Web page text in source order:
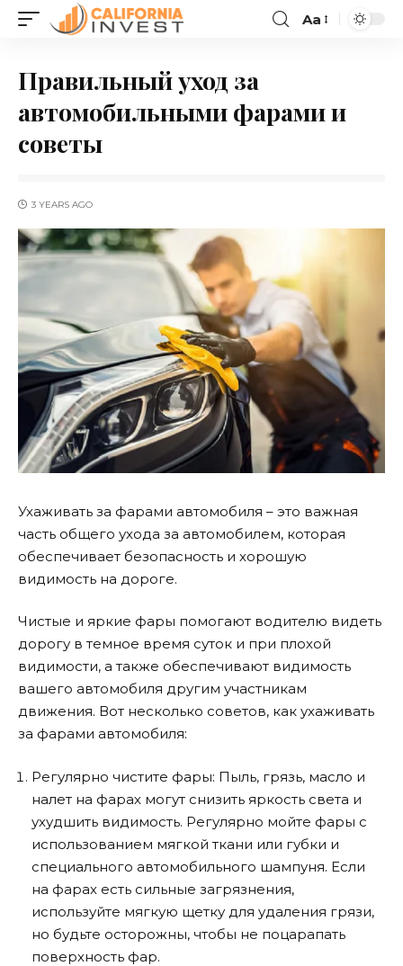
Aa
Правильный уход за
автомобильными фарами и
советы
3 YEARS AGO
Ухаживать за фарами автомобиля – это важная
часть общего ухода за автомобилем, которая
обеспечивает безопасность и хорошую
видимость на дороге.
Чистые и яркие фары помогают водителю видеть
дорогу в темное время суток и при плохой
видимости, а также обеспечивают видимость
вашего автомобиля другим участникам
движения. Вот несколько советов, как ухаживать
за фарами автомобиля:
Регулярно чистите фары: Пыль, грязь, масло и
налет на фарах могут снизить яркость света и
ухудшить видимость. Регулярно мойте фары с
использованием мягкой ткани или губки и
специального автомобильного шампуня. Если
на фарах есть сильные загрязнения,
используйте мягкую щетку для удаления грязи,
но будьте осторожны, чтобы не поцарапать
поверхность фар.